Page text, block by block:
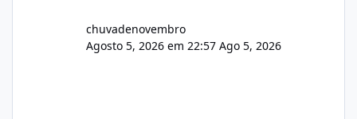
chuvadenovembro
Agosto 5, 2026 em 22:57 Ago 5, 2026